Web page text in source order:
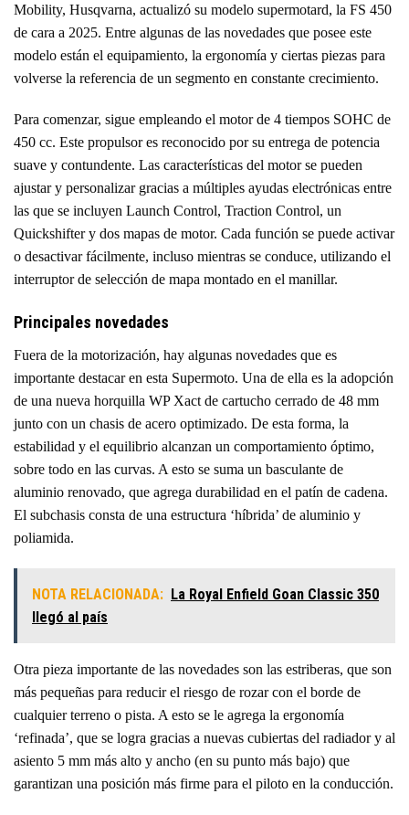
Mobility, Husqvarna, actualizó su modelo supermotard, la FS 450
de cara a 2025. Entre algunas de las novedades que posee este
modelo están el equipamiento, la ergonomía y ciertas piezas para
volverse la referencia de un segmento en constante crecimiento.
Para comenzar, sigue empleando el motor de 4 tiempos SOHC de
450 cc. Este propulsor es reconocido por su entrega de potencia
suave y contundente. Las características del motor se pueden
ajustar y personalizar gracias a múltiples ayudas electrónicas entre
las que se incluyen Launch Control, Traction Control, un
Quickshifter y dos mapas de motor. Cada función se puede activar
o desactivar fácilmente, incluso mientras se conduce, utilizando el
interruptor de selección de mapa montado en el manillar.
Principales novedades
Fuera de la motorización, hay algunas novedades que es
importante destacar en esta Supermoto. Una de ella es la adopción
de una nueva horquilla WP Xact de cartucho cerrado de 48 mm
junto con un chasis de acero optimizado. De esta forma, la
estabilidad y el equilibrio alcanzan un comportamiento óptimo,
sobre todo en las curvas. A esto se suma un basculante de
aluminio renovado, que agrega durabilidad en el patín de cadena.
El subchasis consta de una estructura ‘híbrida’ de aluminio y
poliamida.
NOTA RELACIONADA: La Royal Enfield Goan Classic 350
llegó al país
Otra pieza importante de las novedades son las estriberas, que son
más pequeñas para reducir el riesgo de rozar con el borde de
cualquier terreno o pista. A esto se le agrega la ergonomía
‘refinada’, que se logra gracias a nuevas cubiertas del radiador y al
asiento 5 mm más alto y ancho (en su punto más bajo) que
garantizan una posición más firme para el piloto en la conducción.